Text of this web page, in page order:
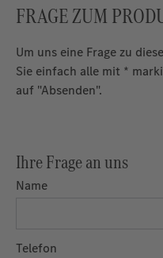
FRAGE ZUM
Um uns eine Frage zu
Sie einfach alle mit *
auf "Absenden".
Ihre Frage an uns
Name
Telefon